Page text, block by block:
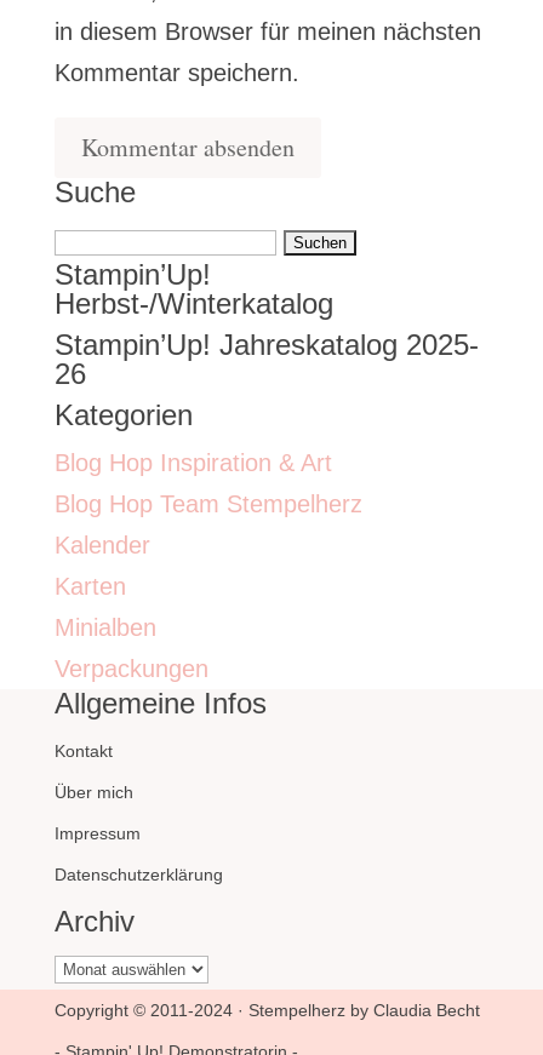
in diesem Browser für meinen nächsten
Kommentar speichern.
Suche
Suchen
nach:
Stampin’Up!
Herbst-/Winterkatalog
Stampin’Up! Jahreskatalog 2025-
26
Kategorien
Blog Hop Inspiration & Art
Blog Hop Team Stempelherz
Kalender
Karten
Minialben
Verpackungen
Allgemeine Infos
Kontakt
Über mich
Impressum
Datenschutzerklärung
Archiv
Archiv
Copyright © 2011-2024 · Stempelherz by Claudia Becht